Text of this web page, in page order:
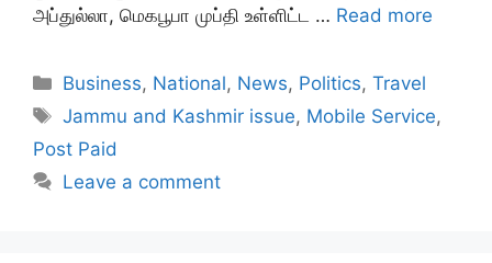
அப்துல்லா, மெகபூபா முப்தி உள்ளிட்ட … Read more
Categories
Business, National, News, Politics,Travel
Tags
Jammu and Kashmir issue, Mobile Service,
Post Paid
Leave a comment